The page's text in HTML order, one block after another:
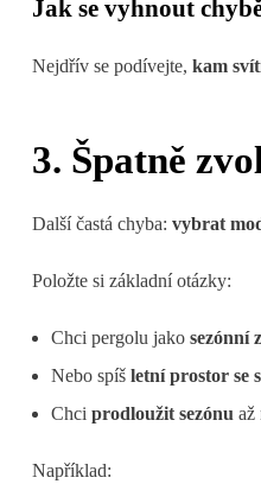
Jak se vyhnout
Nejdřív se podívejte,kam
3. Špatně
Další častá chyba:vybrat
Položte si základní otázky:
Chci pergolu jakosezónní
Nebo spíšletní prostor se
Chciprodloužit sezónu až
Například: